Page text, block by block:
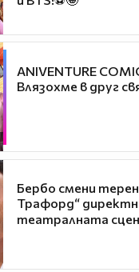
ANIVENTURE
Влязохме в друг
Бербо смени
Трафорд“
театралната